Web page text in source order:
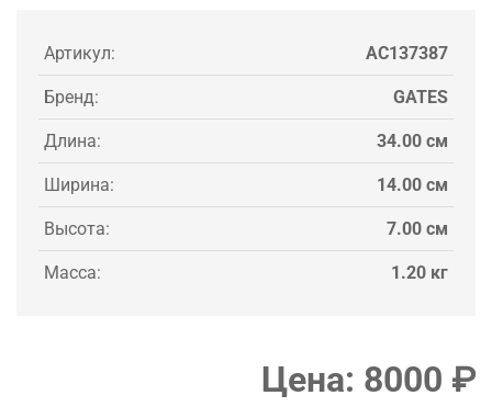
Артикул: AC137387
Бренд: GATES
Длина: 34.00 см
Ширина: 14.00 см
Высота: 7.00 см
Масса: 1.20 кг
Цена: 8000 ₽